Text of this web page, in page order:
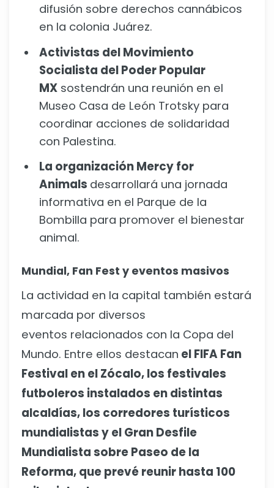
difusión sobre derechos cannábicos
en la colonia Juárez.
Activistas del Movimiento
Socialista del Poder Popular
MX sostendrán una reunión en el
Museo Casa de León Trotsky para
coordinar acciones de solidaridad
con Palestina.
La organización Mercy for
Animals desarrollará una jornada
informativa en el Parque de la
Bombilla para promover el bienestar
animal.
Mundial, Fan Fest y eventos masivos
La actividad en la capital también estará
marcada por diversos
eventos relacionados con la Copa del
Mundo. Entre ellos destacan el FIFA Fan
Festival en el Zócalo, los festivales
futboleros instalados en distintas
alcaldías, los corredores turísticos
mundialistas y el Gran Desfile
Mundialista sobre Paseo de la
Reforma, que prevé reunir hasta 100